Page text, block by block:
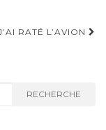
RATÉ L’AVION
RECHERCHE